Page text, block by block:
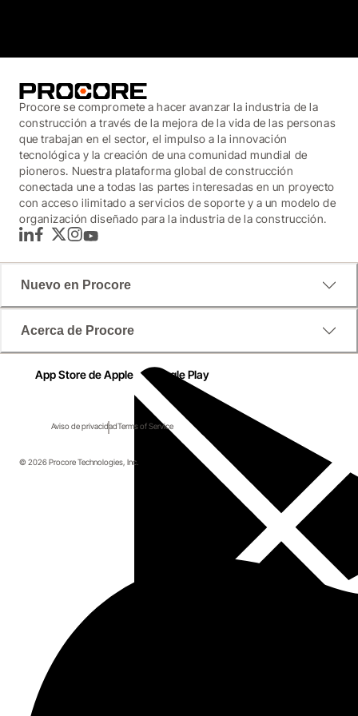
Procore se compromete a hacer avanzar la industria de la
construcción a través de la mejora de la vida de las personas
que trabajan en el sector, el impulso a la innovación
tecnológica y la creación de una comunidad mundial de
pioneros. Nuestra plataforma global de construcción
conectada une a todas las partes interesadas en un proyecto
con acceso ilimitado a servicios de soporte y a un modelo de
organización diseñado para la industria de la construcción.
LinkedInFacebook
TwitterInstagram
YouTube
Nuevo en Procore
Acerca de Procore
App Store de Apple Google Play
Aviso de privacidadTerms of Service
© 2026 Procore Technologies, Inc.